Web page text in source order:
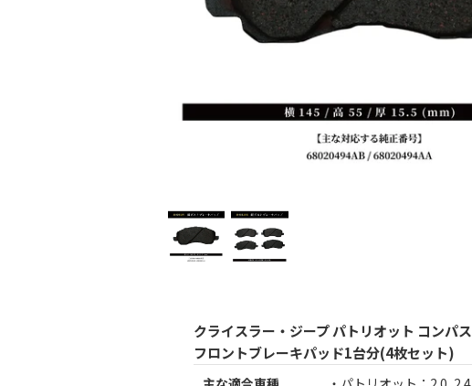
クライスラー・ジープ パトリオット コンパス
フロントブレーキパッド1台分(4枚セット)